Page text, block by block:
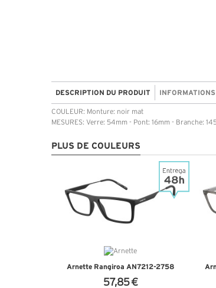
DESCRIPTION DU PRODUIT
COULEUR: Monture: noir mat
MESURES: Verre: 54mm - Pont: 16mm - Branche:
PLUS DE COULEURS
Arnette Rangiroa AN7212-2758
57,85 €